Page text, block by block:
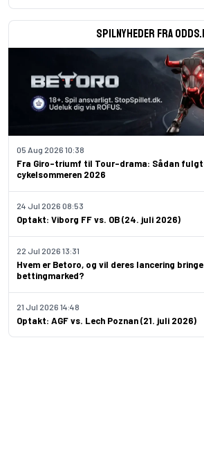
Spilnyheder fra
Fra Giro-triumf til Tour-drama: Sådan
cykelsommeren 2026
05 Aug 2026 10:38
Optakt: Viborg FF vs. OB (24. juli 2026)
24 Jul 2026 08:53
Hvem er Betoro, og vil deres lancering
bettingmarked?
22 Jul 2026 13:31
Optakt: AGF vs. Lech Poznan (21. juli 2026)
21 Jul 2026 14:48